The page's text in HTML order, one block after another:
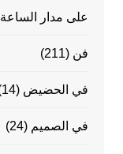
على مدار الساعة
فن (211)
في الحضيض (14)
في الصميم (24)